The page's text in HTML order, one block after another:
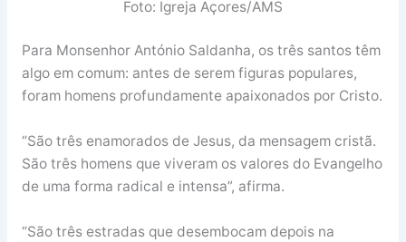
Foto: Igreja Açores/AMS
Para Monsenhor António Saldanha, os três santos têm
algo em comum: antes de serem figuras populares,
foram homens profundamente apaixonados por Cristo.
“São três enamorados de Jesus, da mensagem cristã.
São três homens que viveram os valores do Evangelho
de uma forma radical e intensa”, afirma.
“São três estradas que desembocam depois na